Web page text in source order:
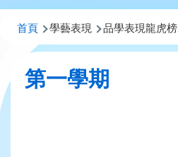
導
連
結
首頁 學藝表現 品學表現龍虎榜
第一學期